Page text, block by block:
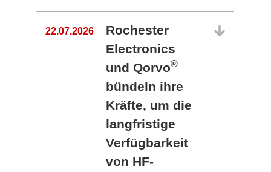
22.07.2026
Rochester
Electronics
und Qorvo®
bündeln ihre
Kräfte, um die
langfristige
Verfügbarkeit
von HF-